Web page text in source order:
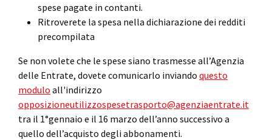
spese pagate in contanti.
Ritroverete la spesa nella dichiarazione dei redditi
precompilata
Se non volete che le spese siano trasmesse all’Agenzia
delle Entrate, dovete comunicarlo inviando questo
modulo all'indirizzo
opposizioneutilizzospesetrasporto@agenziaentrate.it
tra il 1°gennaio e il 16 marzo dell’anno successivo a
quello dell’acquisto degli abbonamenti.